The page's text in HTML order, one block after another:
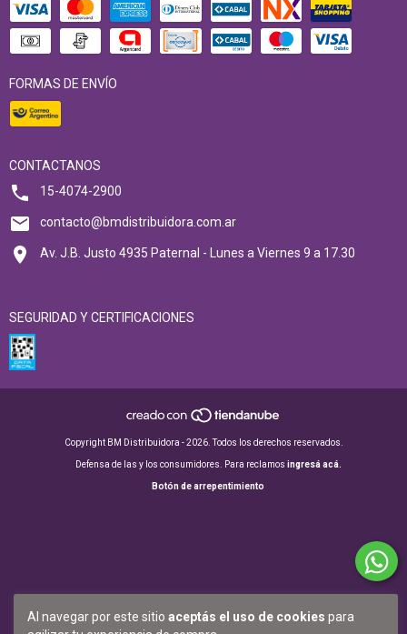
Al navegar por este sitio aceptás el uso de cookies para
FORMAS DE ENVÍO
CONTACTANOS
15-4074-2900
contacto@bmdistribuidora.com.ar
Av. J.B. Justo 4935 Paternal - Lunes a Viernes 9 a 17.30
SEGURIDAD Y CERTIFICACIONES
Copyright BM Distribuidora - 2026. Todos los derechos reservados.
Defensa de las y los consumidores. Para reclamos ingresá acá.
Botón de arrepentimiento